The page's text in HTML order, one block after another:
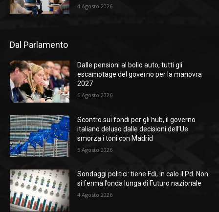
4 Agosto 2026
Dal Parlamento
Dalle pensioni al bollo auto, tutti gli
escamotage del governo per la manovra
2027
6 Agosto 2026
Scontro sui fondi per gli hub, il governo
italiano deluso dalle decisioni dell’Ue
smorza i toni con Madrid
5 Agosto 2026
Sondaggi politici: tiene Fdi, in calo il Pd. Non
si ferma l’onda lunga di Futuro nazionale
4 Agosto 2026